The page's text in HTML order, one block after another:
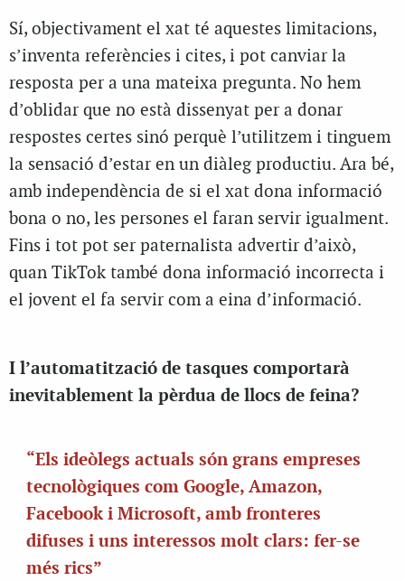
Sí, objectivament el xat té aquestes limitacions,
s’inventa referències i cites, i pot canviar la
resposta per a una mateixa pregunta. No hem
d’oblidar que no està dissenyat per a donar
respostes certes sinó perquè l’utilitzem i tinguem
la sensació d’estar en un diàleg productiu. Ara bé,
amb independència de si el xat dona informació
bona o no, les persones el faran servir igualment.
Fins i tot pot ser paternalista advertir d’això,
quan TikTok també dona informació incorrecta i
el jovent el fa servir com a eina d’informació.
I l’automatització de tasques comportarà
inevitablement la pèrdua de llocs de feina?
“Els ideòlegs actuals són grans empreses
tecnològiques com Google, Amazon,
Facebook i Microsoft, amb fronteres
difuses i uns interessos molt clars: fer-se
més rics”